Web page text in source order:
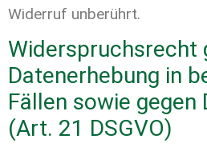
Widerruf unberührt.
Widerspruchsrecht
Datenerhebung in
Fällen sowie gegen
(Art. 21 DSGVO)